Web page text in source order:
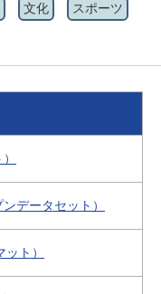
文化 スポーツ
データセット）
ト）